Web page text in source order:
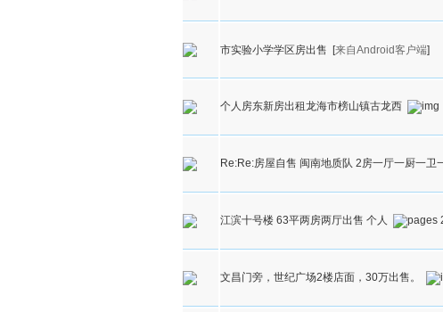
市实验小学学区房出售 [来自Android客户端]
个人房东新房出租龙海市榜山镇古龙西
Re:Re:房屋自售 闽南地质队 2房一厅一厨一卫
江滨十号楼 63平两房两厅出售 个人
文昌门旁，世纪广场2楼店面，30万出售。